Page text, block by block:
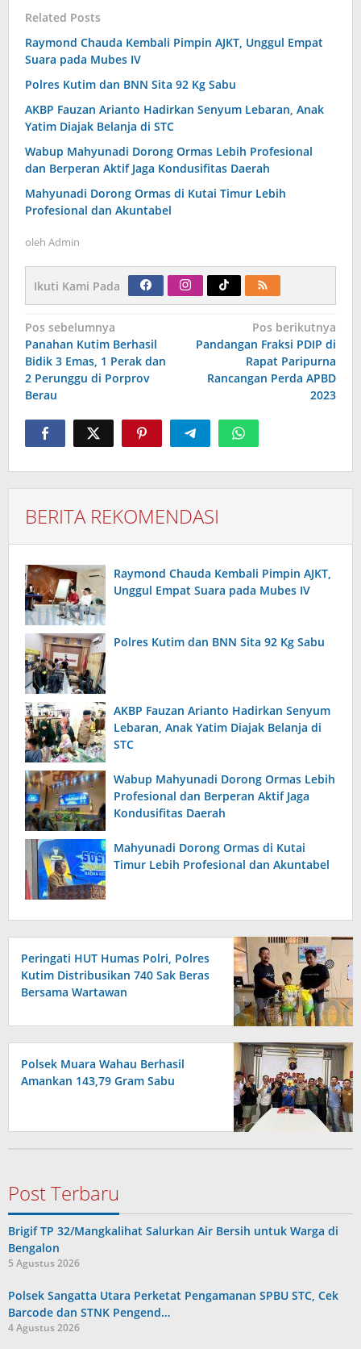
Related Posts
Raymond Chauda Kembali Pimpin AJKT, Unggul Empat
Suara pada Mubes IV
Polres Kutim dan BNN Sita 92 Kg Sabu
AKBP Fauzan Arianto Hadirkan Senyum Lebaran, Anak
Yatim Diajak Belanja di STC
Wabup Mahyunadi Dorong Ormas Lebih Profesional
dan Berperan Aktif Jaga Kondusifitas Daerah
Mahyunadi Dorong Ormas di Kutai Timur Lebih
Profesional dan Akuntabel
oleh Admin
Ikuti Kami Pada
Navigasi
pos
Pos sebelumnya
Panahan Kutim Berhasil
Bidik 3 Emas, 1 Perak dan
2 Perunggu di Porprov
Berau
Pos berikutnya
Pandangan Fraksi PDIP di
Rapat Paripurna
Rancangan Perda APBD
2023
BERITA REKOMENDASI
Raymond Chauda Kembali Pimpin AJKT,
Unggul Empat Suara pada Mubes IV
Polres Kutim dan BNN Sita 92 Kg Sabu
AKBP Fauzan Arianto Hadirkan Senyum
Lebaran, Anak Yatim Diajak Belanja di
STC
Wabup Mahyunadi Dorong Ormas Lebih
Profesional dan Berperan Aktif Jaga
Kondusifitas Daerah
Mahyunadi Dorong Ormas di Kutai
Timur Lebih Profesional dan Akuntabel
Peringati HUT Humas Polri, Polres
Kutim Distribusikan 740 Sak Beras
Bersama Wartawan
Polsek Muara Wahau Berhasil
Amankan 143,79 Gram Sabu
Post Terbaru
Brigif TP 32/Mangkalihat Salurkan Air Bersih untuk Warga di
Bengalon
5 Agustus 2026
Polsek Sangatta Utara Perketat Pengamanan SPBU STC, Cek
Barcode dan STNK Pengend…
4 Agustus 2026